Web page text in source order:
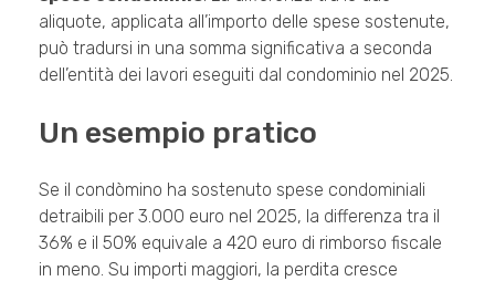
aliquote, applicata all’importo delle spese sostenute,
può tradursi in una somma significativa a seconda
dell’entità dei lavori eseguiti dal condominio nel 2025.
Un esempio pratico
Se il condòmino ha sostenuto spese condominiali
detraibili per 3.000 euro nel 2025, la differenza tra il
36% e il 50% equivale a 420 euro di rimborso fiscale
in meno. Su importi maggiori, la perdita cresce